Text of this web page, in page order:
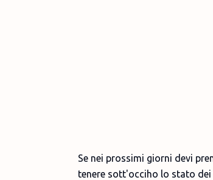
Se nei prossimi giorni devi
tenere sott'occiho lo stato